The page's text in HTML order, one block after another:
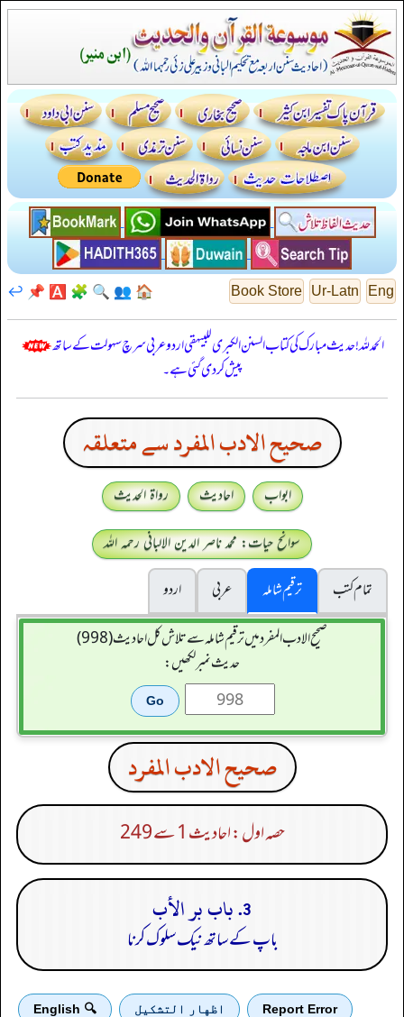
Eng
Ur-Latn
Book Store
🏠
👥
🔍
🧩
🅰️
📌
↩️
الحمدللہ! حدیث مبارک کی کتاب السنن الكبرى للبيهقي اردو عربی سرچ سہولت کے ساتھ
پیش کر دی گئی ہے۔
صحيح الادب المفرد سے متعلقہ
ابواب احادیث
رواۃ الحدیث
سوانح حیات: محمد ناصر الدین الالبانی رحمہ اللہ
تمام کتب
ترقیم شاملہ عربی
اردو
صحيح الادب المفرد میں ترقیم شاملہ سے تلاش کل احادیث (998)
حدیث نمبر لکھیں:
صحيح الادب المفرد
حصہ اول : احادیث 1 سے 249
3. باب بر الأب
باپ کے ساتھ نیک سلوک کرنا
Report Error اظهار التشكيل 🔍 English